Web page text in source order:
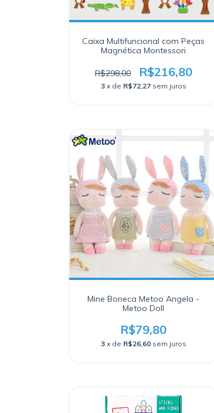
Caixa Multifuncional com Peças
Magnética Montessori
R$298,00 R$216,80
3 x de R$72,27 sem juros
Mine Boneca Metoo Angela -
Metoo Doll
R$79,80
3 x de R$26,60 sem juros